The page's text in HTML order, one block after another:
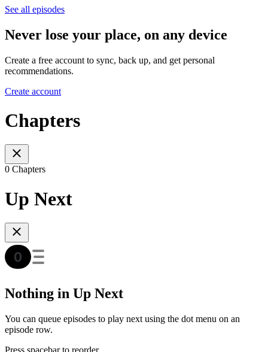
See all episodes
Never lose your place, on any device
Create a free account to sync, back up, and get personal
recommendations.
Create account
Chapters
0 Chapters
Up Next
Nothing in Up Next
You can queue episodes to play next using the dot menu on an
episode row.
Press spacebar to reorder.